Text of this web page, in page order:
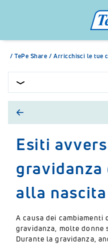
/ TePe Share / Arricchisci le tue
Esiti
gravidanza
alla nascita
A causa dei cambiamenti
gravidanza, molte
Durante la gravidanza,